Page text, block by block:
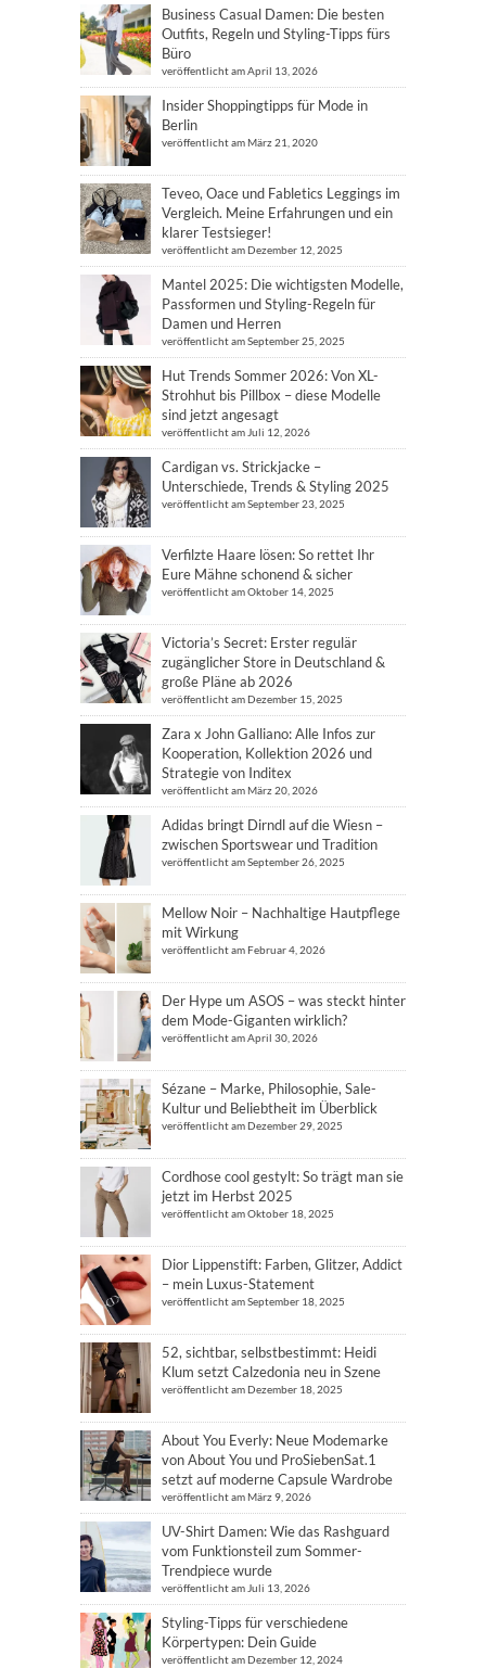
Business Casual Damen: Die besten
Outfits, Regeln und Styling-Tipps fürs
Büro
veröffentlicht am April 13, 2026
Insider Shoppingtipps für Mode in
Berlin
veröffentlicht am März 21, 2020
Teveo, Oace und Fabletics Leggings im
Vergleich. Meine Erfahrungen und ein
klarer Testsieger!
veröffentlicht am Dezember 12, 2025
Mantel 2025: Die wichtigsten Modelle,
Passformen und Styling-Regeln für
Damen und Herren
veröffentlicht am September 25, 2025
Hut Trends Sommer 2026: Von XL-
Strohhut bis Pillbox – diese Modelle
sind jetzt angesagt
veröffentlicht am Juli 12, 2026
Cardigan vs. Strickjacke –
Unterschiede, Trends & Styling 2025
veröffentlicht am September 23, 2025
Verfilzte Haare lösen: So rettet Ihr
Eure Mähne schonend & sicher
veröffentlicht am Oktober 14, 2025
Victoria’s Secret: Erster regulär
zugänglicher Store in Deutschland &
große Pläne ab 2026
veröffentlicht am Dezember 15, 2025
Zara x John Galliano: Alle Infos zur
Kooperation, Kollektion 2026 und
Strategie von Inditex
veröffentlicht am März 20, 2026
Adidas bringt Dirndl auf die Wiesn –
zwischen Sportswear und Tradition
veröffentlicht am September 26, 2025
Mellow Noir – Nachhaltige Hautpflege
mit Wirkung
veröffentlicht am Februar 4, 2026
Der Hype um ASOS – was steckt hinter
dem Mode-Giganten wirklich?
veröffentlicht am April 30, 2026
Sézane – Marke, Philosophie, Sale-
Kultur und Beliebtheit im Überblick
veröffentlicht am Dezember 29, 2025
Cordhose cool gestylt: So trägt man sie
jetzt im Herbst 2025
veröffentlicht am Oktober 18, 2025
Dior Lippenstift: Farben, Glitzer, Addict
– mein Luxus-Statement
veröffentlicht am September 18, 2025
52, sichtbar, selbstbestimmt: Heidi
Klum setzt Calzedonia neu in Szene
veröffentlicht am Dezember 18, 2025
About You Everly: Neue Modemarke
von About You und ProSiebenSat.1
setzt auf moderne Capsule Wardrobe
veröffentlicht am März 9, 2026
UV-Shirt Damen: Wie das Rashguard
vom Funktionsteil zum Sommer-
Trendpiece wurde
veröffentlicht am Juli 13, 2026
Styling-Tipps für verschiedene
Körpertypen: Dein Guide
veröffentlicht am Dezember 12, 2024